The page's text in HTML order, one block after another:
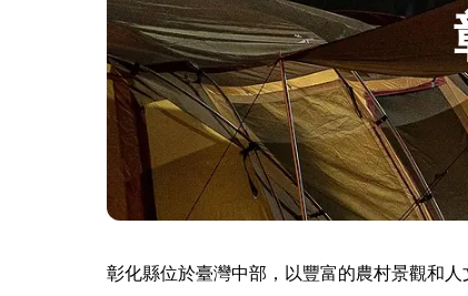
彰化縣位於臺灣中部，以豐富的農村景觀和